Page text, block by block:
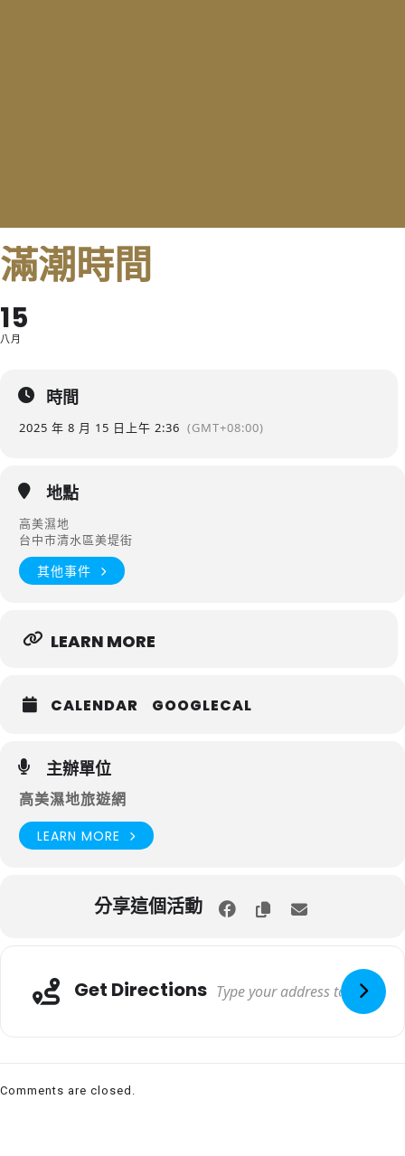
滿潮時間
15
八月
時間
2025 年 8 月 15 日 上午 2:36 (GMT+08:00)
地點
高美濕地
台中市清水區美堤街
其他事件
LEARN MORE
CALENDAR GOOGLECAL
主辦單位
高美濕地旅遊網
LEARN MORE
分享這個活動
Get Directions
Comments are closed.